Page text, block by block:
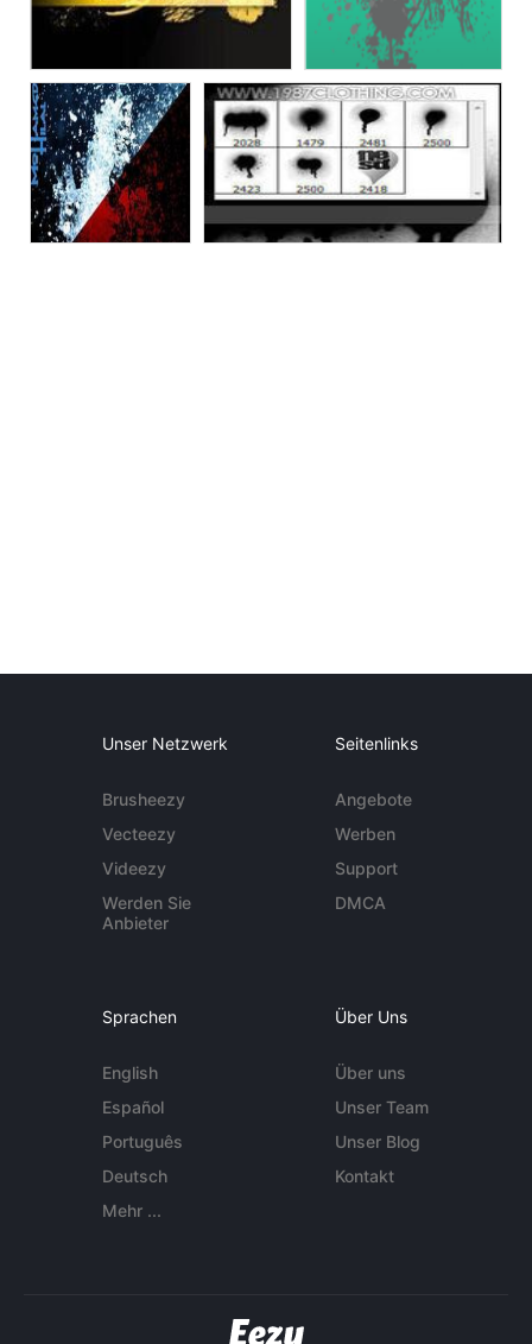
Unser Netzwerk
Brusheezy
Vecteezy
Videezy
Werden Sie
Anbieter
Seitenlinks
Angebote
Werben
Support
DMCA
Sprachen
English
Español
Português
Deutsch
Mehr ...
Über Uns
Über uns
Unser Team
Unser Blog
Kontakt